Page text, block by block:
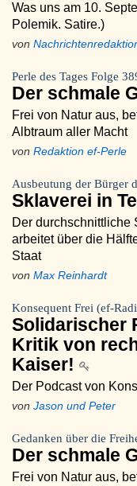
Was uns am 10.
Polemik. Satire.)
von
Perle des Tages Folge
Der schmale
Frei von Natur aus,
Albtraum aller Macht
von Redaktion ef-Perle
Ausbeutung der Bürger
Sklaverei in
Der durchschnittliche
arbeitet über die
Staat
von Max Reinhardt
Konsequent Frei (ef-
Solidarischer
Kritik von
Kaiser!
Der Podcast von
von Jason und Peter
Gedanken über die
Der schmale
Frei von Natur aus,